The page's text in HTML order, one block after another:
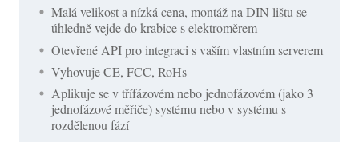
Malá velikost a nízká cena, montáž na DIN lištu se
úhledně vejde do krabice s elektroměrem
Otevřené API pro integraci s vaším vlastním serverem
Vyhovuje CE, FCC, RoHs
Aplikuje se v třífázovém nebo jednofázovém (jako 3
jednofázové měřiče) systému nebo v systému s
rozdělenou fází